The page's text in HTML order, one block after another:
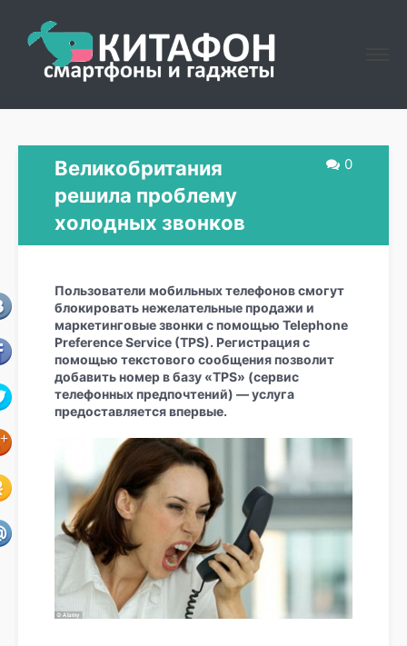
0
Великобритания
решила проблему
холодных звонков
Пользователи мобильных телефонов смогут
блокировать нежелательные продажи и
маркетинговые звонки с помощью Telephone
Preference Service (TPS). Регистрация с
помощью текстового сообщения позволит
добавить номер в базу «TPS» (сервис
телефонных предпочтений) — услуга
предоставляется впервые.